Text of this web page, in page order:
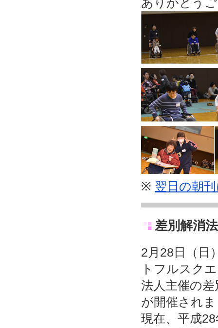
ありがとう
※ 翌日の朝
差別解消
2月28日（日
トフルスク
法人主催の
が開催され
現在、平成